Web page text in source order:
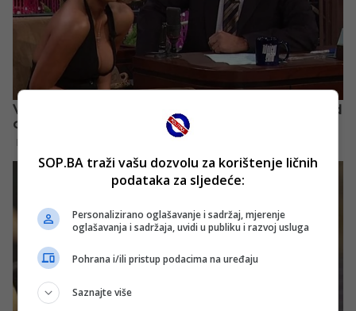
SOP.BA traži vašu dozvolu za korištenje ličnih
podataka za sljedeće:
Personalizirano oglašavanje i sadržaj, mjerenje
oglašavanja i sadržaja, uvidi u publiku i razvoj usluga
Pohrana i/ili pristup podacima na uređaju
Saznajte više